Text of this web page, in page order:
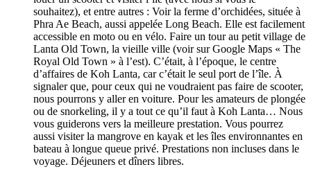
souhaitez), et entre autres : Voir la ferme d’orchidées, située à
Phra Ae Beach, aussi appelée Long Beach. Elle est facilement
accessible en moto ou en vélo. Faire un tour au petit village de
Lanta Old Town, la vieille ville (voir sur Google Maps « The
Royal Old Town » à l’est). C’était, à l’époque, le centre
d’affaires de Koh Lanta, car c’était le seul port de l’île. À
signaler que, pour ceux qui ne voudraient pas faire de scooter,
nous pourrons y aller en voiture. Pour les amateurs de plongée
ou de snorkeling, il y a tout ce qu’il faut à Koh Lanta… Nous
vous guiderons vers la meilleure prestation. Vous pourrez
aussi visiter la mangrove en kayak et les îles environnantes en
bateau à longue queue privé. Prestations non incluses dans le
voyage. Déjeuners et dîners libres.